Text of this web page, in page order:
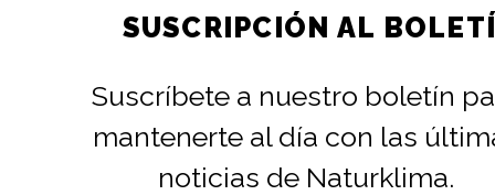
SUSCRIPCIÓN AL
Suscríbete a nuestro boletín
mantenerte al día con las
noticias de Naturklima.